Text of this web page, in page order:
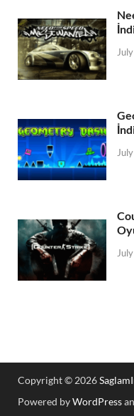
Copyright © 2026
Powered byWordPress